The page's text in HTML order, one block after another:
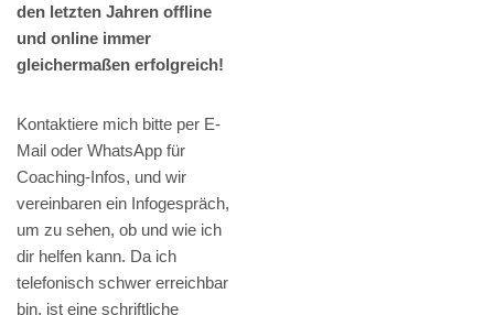
den letzten Jahren offline
und online immer
gleichermaßen erfolgreich!
Kontaktiere mich bitte per E-
Mail oder WhatsApp für
Coaching-Infos, und wir
vereinbaren ein Infogespräch,
um zu sehen, ob und wie ich
dir helfen kann. Da ich
telefonisch schwer erreichbar
bin, ist eine schriftliche